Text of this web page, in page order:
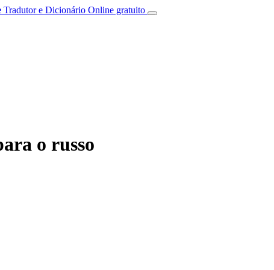
Tradutor e Dicionário Online gratuito
o russo